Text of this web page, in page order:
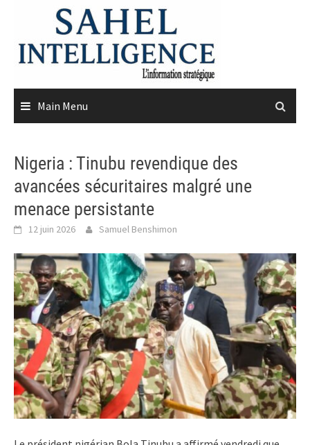
content
Main Menu
Nigeria : Tinubu revendique des
avancées sécuritaires malgré une
menace persistante
12 juin 2026 Samuel Benshimon